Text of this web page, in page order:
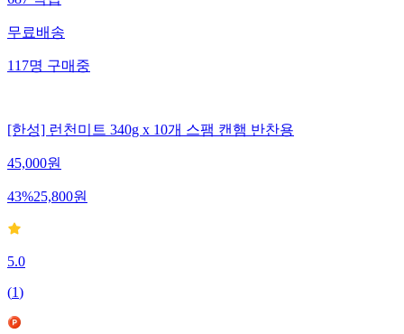
무료배송
117명 구매중
[한성] 런천미트 340g x 10개 스팸 캔햄 반찬용
45,000원
43%25,800원
5.0
(1)